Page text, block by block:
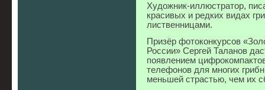
Художник-иллюстратор,
красивых и редких видах
лиственницами.
Призёр фотоконкурсов
России» Сергей Таланов
появлением
телефонов для многих
меньшей страстью, чем их